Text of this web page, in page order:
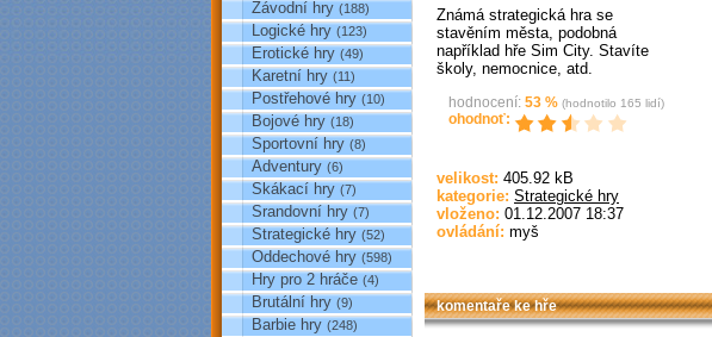
Závodní hry (188)
Logické hry (123)
Erotické hry (49)
Karetní hry (11)
Postřehové hry (10)
Bojové hry (18)
Sportovní hry (8)
Adventury (6)
Skákací hry (7)
Srandovní hry (7)
Strategické hry (52)
Oddechové hry (598)
Hry pro 2 hráče (4)
Brutální hry (9)
Barbie hry (248)
Známá strategická hra se
stavěním města, podobná
například hře Sim City. Stavíte
školy, nemocnice, atd.
hodnocení: 53 % (hodnotilo 165 lidí)
ohodnoť:
velikost: 405.92 kB
kategorie: Strategické hry
vloženo: 01.12.2007 18:37
ovládání: myš
komentaře ke hře